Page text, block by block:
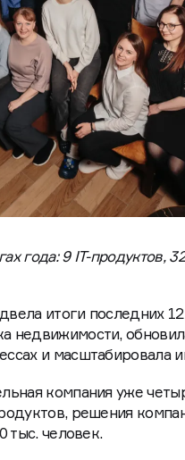
года: 9 IT-продуктов,
итоги последних
недвижимости,
и масштабировала
компания уже
решения
тыс. человек.